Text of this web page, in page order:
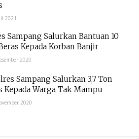
2021
Sampang Salurkan Bantuan 10
Kepada Korban Banjir
2020
Sampang Salurkan 3,7 Ton
Kepada Warga Tak Mampu
2020